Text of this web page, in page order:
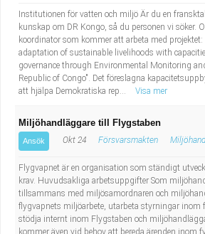
Institutionen för vatten och miljö Är du en
kunskap om DR Kongo, så du personen vi söker.
koordinator som kommer att arbeta med
adaptation of sustainable livelihoods with
governance through Environmental Monitoring
Republic of Congo". Det föreslagna
att hjälpa Demokratiska rep...
Visa mer
Miljöhandläggare till Flygstaben
Ansök Okt 24 Försvarsmakten
Flygvapnet är en organisation som ständigt
krav. Huvudsakliga arbetsuppgifter Som
tillsammans med miljösamordnaren och
flygvapnets miljöarbete, utarbeta styrningar
stödja internt inom Flygstaben och
kommer även vid behov att bereda ärenden inom